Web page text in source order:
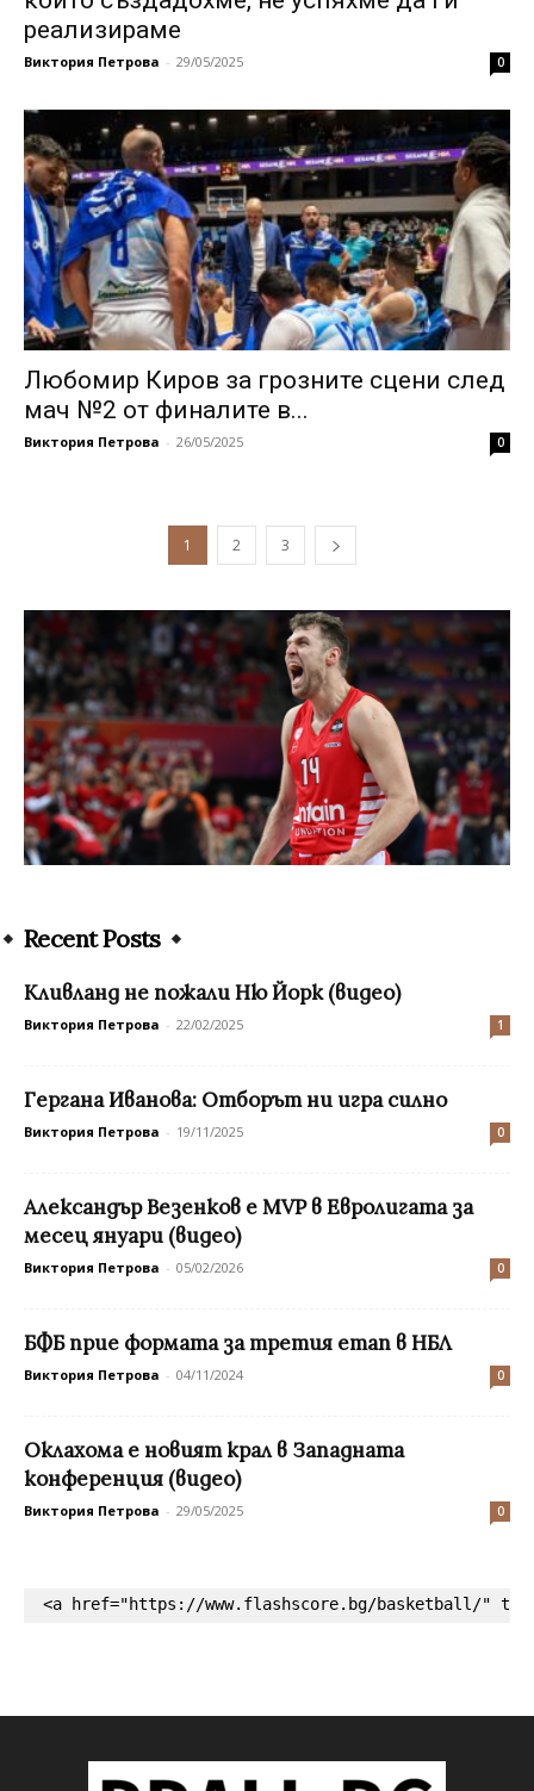
реализираме
Виктория Петрова - 29/05/2025 0
Любомир Киров за грозните сцени след
мач №2 от финалите в...
Виктория Петрова - 26/05/2025 0
1 2 3
Recent Posts
Кливланд не пожали Ню Йорк (видео)
Виктория Петрова - 22/02/2025 1
Гергана Иванова: Отборът ни игра силно
Виктория Петрова - 19/11/2025 0
Александър Везенков е MVP в Евролигата за
месец януари (видео)
Виктория Петрова - 05/02/2026 0
БФБ прие формата за третия етап в НБЛ
Виктория Петрова - 04/11/2024 0
Оклахома е новият крал в Западната
конференция (видео)
Виктория Петрова - 29/05/2025 0
<a href="https://www.flashscore.bg/basketball/"